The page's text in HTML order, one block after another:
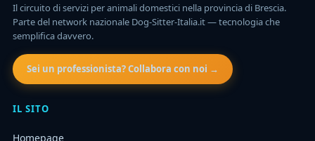
Il circuito di servizi per animali domestici nella provincia di Brescia.
Parte del network nazionale Dog-Sitter-Italia.it — tecnologia che
semplifica davvero.
Sei un professionista? Collabora con noi →
IL SITO
Homepage